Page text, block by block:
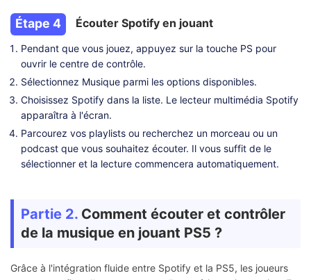
Étape 4 Écouter Spotify en jouant
Pendant que vous jouez, appuyez sur la touche PS pour
ouvrir le centre de contrôle.
Sélectionnez Musique parmi les options disponibles.
Choisissez Spotify dans la liste. Le lecteur multimédia Spotify
apparaîtra à l'écran.
Parcourez vos playlists ou recherchez un morceau ou un
podcast que vous souhaitez écouter. Il vous suffit de le
sélectionner et la lecture commencera automatiquement.
Partie 2. Comment écouter et contrôler
de la musique en jouant PS5 ?
Grâce à l'intégration fluide entre Spotify et la PS5, les joueurs